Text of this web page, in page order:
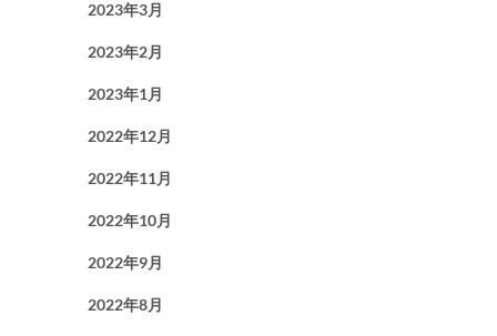
2023年3月
2023年2月
2023年1月
2022年12月
2022年11月
2022年10月
2022年9月
2022年8月